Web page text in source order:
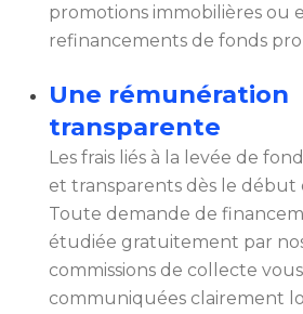
promotions immobilières ou
refinancements de fonds
Une rémunération
transparente
Les frais liés à la levée de
et transparents dès le début
Toute demande de
étudiée gratuitement par
commissions de collecte
communiquées clairement